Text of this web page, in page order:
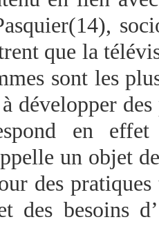
que la
sont les
développer
en
un objet
des
des besoins